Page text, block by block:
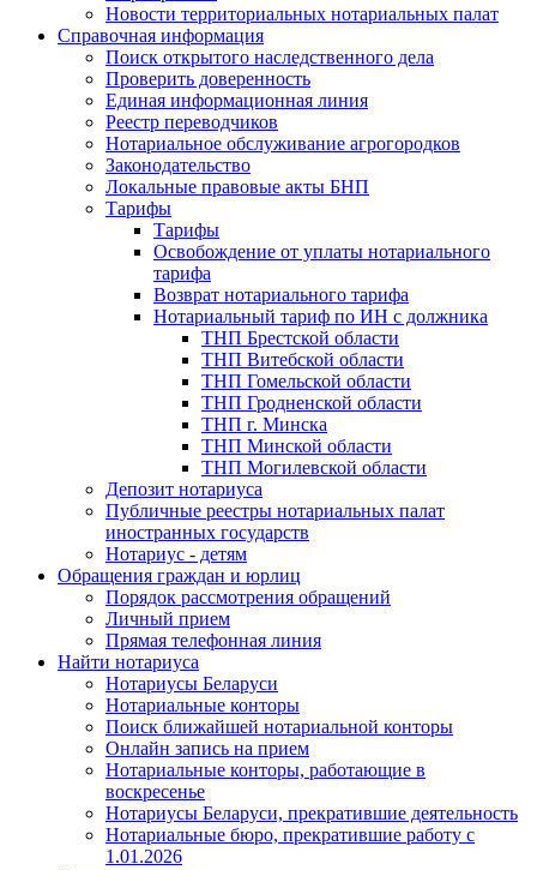
Новости территориальных нотариальных палат
Справочная информация
Поиск открытого наследственного дела
Проверить доверенность
Единая информационная линия
Реестр переводчиков
Нотариальное обслуживание агрогородков
Законодательство
Локальные правовые акты БНП
Тарифы
Тарифы
Освобождение от уплаты нотариального
тарифа
Возврат нотариального тарифа
Нотариальный тариф по ИН с должника
ТНП Брестской области
ТНП Витебской области
ТНП Гомельской области
ТНП Гродненской области
ТНП г. Минска
ТНП Минской области
ТНП Могилевской области
Депозит нотариуса
Публичные реестры нотариальных палат
иностранных государств
Нотариус - детям
Обращения граждан и юрлиц
Порядок рассмотрения обращений
Личный прием
Прямая телефонная линия
Найти нотариуса
Нотариусы Беларуси
Нотариальные конторы
Поиск ближайшей нотариальной конторы
Онлайн запись на прием
Нотариальные конторы, работающие в
воскресенье
Нотариусы Беларуси, прекратившие деятельность
Нотариальные бюро, прекратившие работу с
1.01.2026